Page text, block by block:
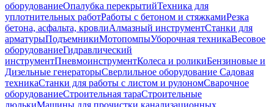
оборудованиеОпалубка перекрытийТехника для
уплотнительных работРаботы с бетоном и стяжкамиРезка
бетона, асфальта, кровлиАлмазный инструментСтанки для
арматурыПодъемникиМотопомпыУборочная техникаВесовое
оборудованиеГидравлический
инструментПневмоинструментКолеса и роликиБензиновые и
Дизельные генераторыСверлильное оборудование Садовая
техникаСтанки для работы с листом и рулономСварочное
оборудованиеСтроительная тараСтроительные
люлькиМашины для прочистки канализационных